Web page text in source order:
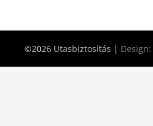
©2026 Utasbiztosítás | Design: